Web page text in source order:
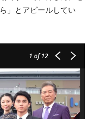
」とアピールしてい
1 of 12